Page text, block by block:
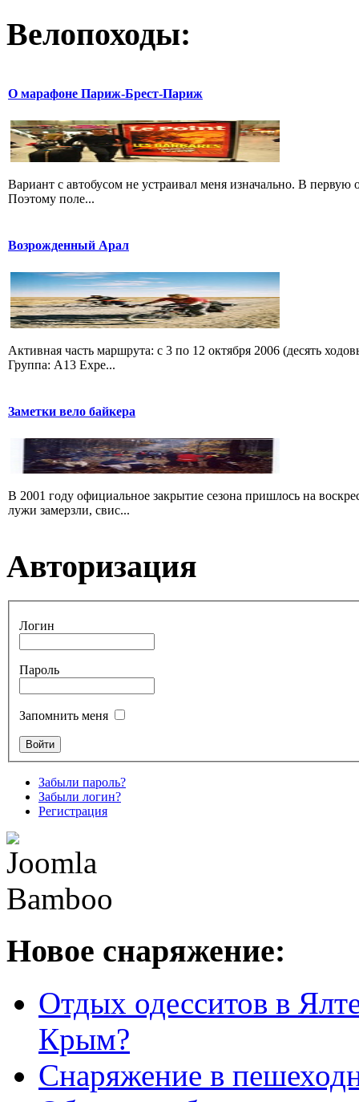
Велопоходы:
О марафоне Париж-Брест-Париж
Вариант с автобусом не устраивал меня изначально. В первую
Поэтому поле...
Возрожденный Арал
Активная часть маршрута: с 3 по 12 октября 2006 (десять
Группа: A13 Expe...
Заметки вело байкера
В 2001 году официальное закрытие сезона пришлось на
лужи замерзли, свис...
Авторизация
Логин
Пароль
Запомнить меня
Забыли пароль?
Забыли логин?
Регистрация
Новое снаряжение:
Отдых одесситов в
Крым?
Снаряжение в